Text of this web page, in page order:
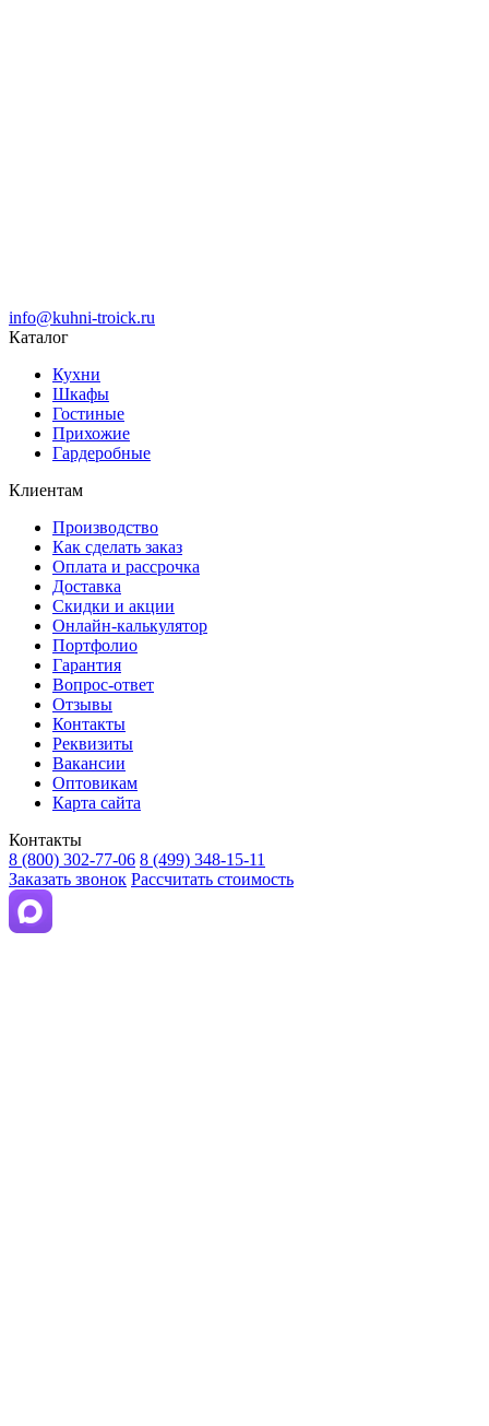
info@kuhni-troick.ru
Каталог
Кухни
Шкафы
Гостиные
Прихожие
Гардеробные
Клиентам
Производство
Как сделать заказ
Оплата и рассрочка
Доставка
Скидки и акции
Онлайн-калькулятор
Портфолио
Гарантия
Вопрос-ответ
Отзывы
Контакты
Реквизиты
Вакансии
Оптовикам
Карта сайта
Контакты
8 (800) 302-77-06 8 (499) 348-15-11
Заказать звонок Рассчитать стоимость